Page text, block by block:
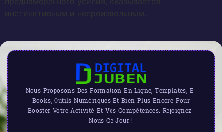
инстинктивным и непроизвольным.
Nous Proposons Des Formation En Ligne, Templates, E-
Books, Outils Numériques Et Bien Plus Encore Pour
Booster Votre Activité Et Vos Compétences. Rejoignez-
Nous Ce Jour !